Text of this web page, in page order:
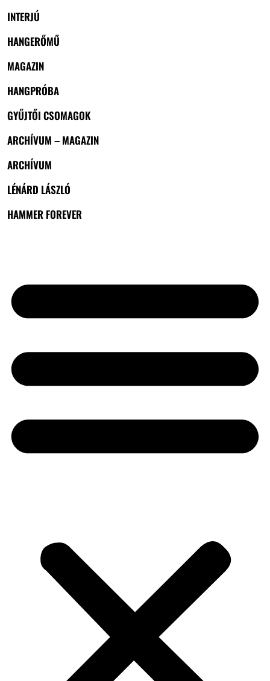
INTERJÚ
HANGERŐMŰ
MAGAZIN
HANGPRÓBA
GYŰJTŐI CSOMAGOK
ARCHÍVUM – MAGAZIN
ARCHÍVUM
LÉNÁRD LÁSZLÓ
HAMMER FOREVER